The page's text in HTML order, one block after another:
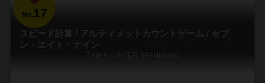
No.17
スピード計算 / アルティメットカウントゲーム / セブ
ン・エイト・ナイン
7 Ate 9 / UNTER SPANNUNG